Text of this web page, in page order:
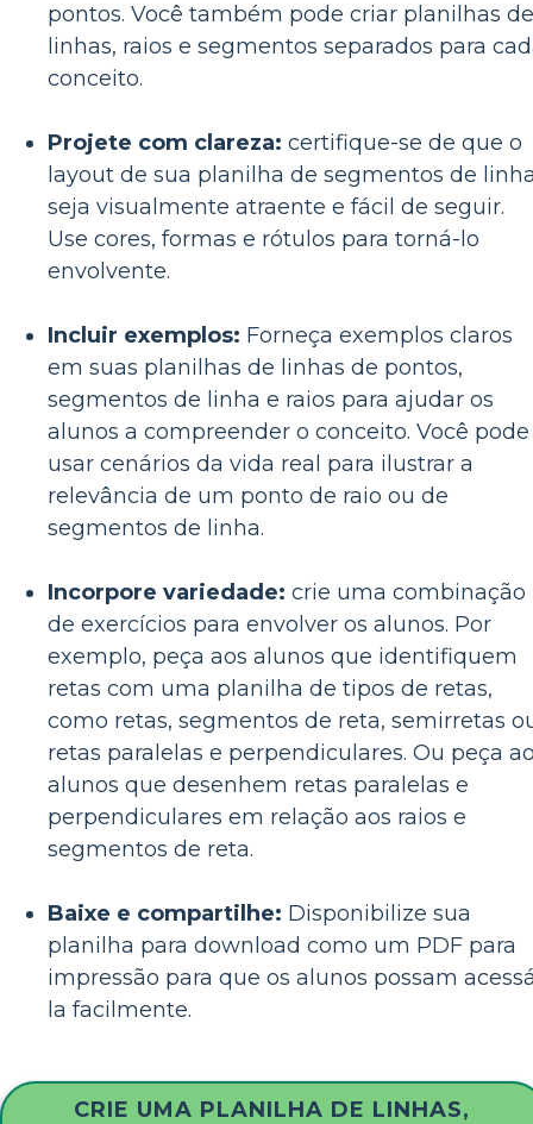
pontos. Você também pode criar planilhas de
linhas, raios e segmentos separados para
conceito.
Projete com clareza: certifique-se de que o
layout de sua planilha de segmentos de
seja visualmente atraente e fácil de seguir.
Use cores, formas e rótulos para torná-lo
envolvente.
Incluir exemplos: Forneça exemplos claros
em suas planilhas de linhas de pontos,
segmentos de linha e raios para ajudar os
alunos a compreender o conceito. Você pode
usar cenários da vida real para ilustrar a
relevância de um ponto de raio ou de
segmentos de linha.
Incorpore variedade: crie uma combinação
de exercícios para envolver os alunos. Por
exemplo, peça aos alunos que identifiquem
retas com uma planilha de tipos de retas,
como retas, segmentos de reta, semirretas
retas paralelas e perpendiculares. Ou peça
alunos que desenhem retas paralelas e
perpendiculares em relação aos raios e
segmentos de reta.
Baixe e compartilhe: Disponibilize sua
planilha para download como um PDF para
impressão para que os alunos possam
la facilmente.
CRIE UMA PLANILHA DE LINHAS,